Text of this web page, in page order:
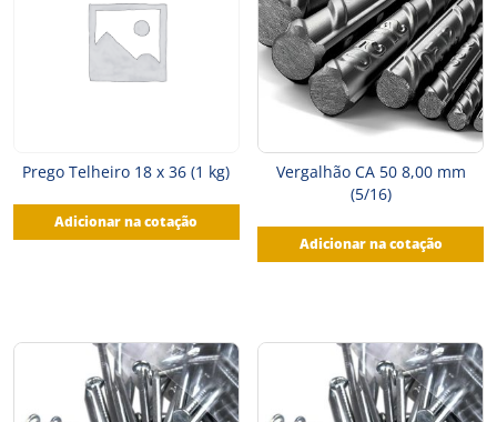
Prego Telheiro 18 x 36 (1 kg)
Adicionar na cotação
Vergalhão CA 50 8,00 mm
(5/16)
Adicionar na cotação